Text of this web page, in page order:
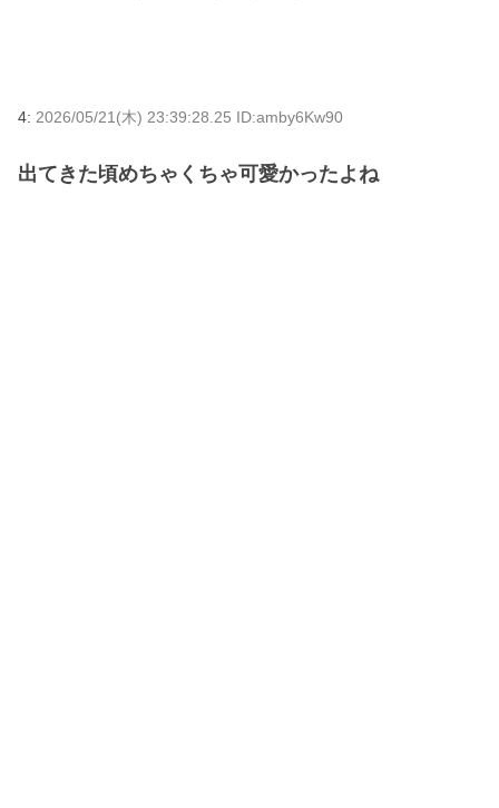
4: 2026/05/21(木) 23:39:28.25 ID:amby6Kw90
出てきた頃めちゃくちゃ可愛かったよね